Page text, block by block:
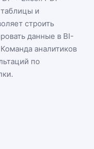
и
строить
данные в BI-
аналитиков
по